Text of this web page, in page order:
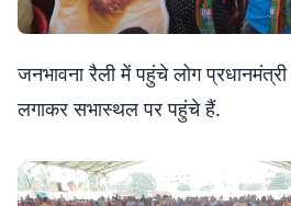
जनभावना रैली में पहुंचे लोग
लगाकर सभास्थल पर पहुंचे हैं.